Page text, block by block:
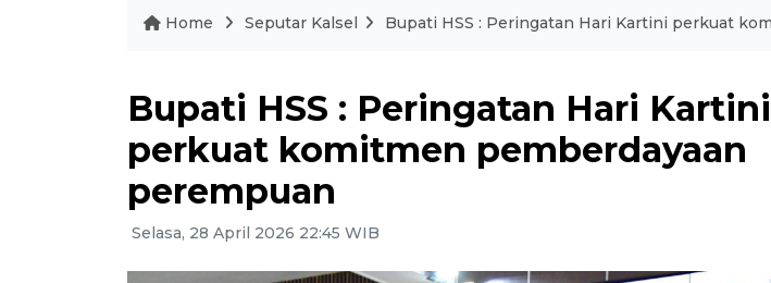
Home Seputar Kalsel Bupati HSS : Peringatan Hari Kartini perkuat
Bupati HSS : Peringatan Hari Kartini
perkuat komitmen pemberdayaan
perempuan
Selasa, 28 April 2026 22:45 WIB